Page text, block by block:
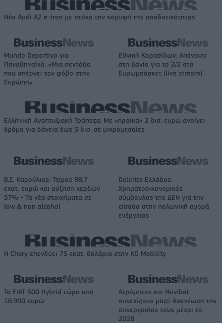
Νέο Audi A2 e-tron με στόχο την κορυφή της αποδοτικότητας
Mundo Deportivo για
Παναθηναϊκό: «Μια πεντάδα
που σπέρνει τον φόβο στην
Ευρώπη»
Εθνική Κορασίδων: Απέναντι
στη Δανία για το 2/2 στο
Ευρωμπάσκετ (live stream)
Ελληνική Αναπτυξιακή Τράπεζα: Με «προίκα» 2 δισ. ευρώ ανοίγει
δρόμο για δάνεια έως 5 δισ. σε μικρομεσαίες
Β.Σ. Καρούλιας: Τζίρος 98,7
εκατ. ευρώ και αύξηση κερδών
57% - Τα νέα στοιχήματα σε
low & non alcohol
Deloitte Ελλάδος:
Χρηματοοικονομικός
σύμβουλος της ΔΕΗ για την
είσοδο στην πολωνική αγορά
ενέργειας
Η Chery επενδύει 75 εκατ. δολάρια στην KG Mobility
Το FIAT 500 Hybrid τώρα από
18.990 ευρώ
Ατρόμητος και Novibet
συνεχίζουν μαζί: Ανανέωση της
συνεργασίας τους μέχρι το
2028